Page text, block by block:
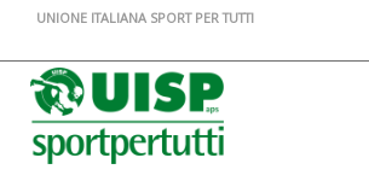
UNIONE ITALIANA SPORT PER TUTTI